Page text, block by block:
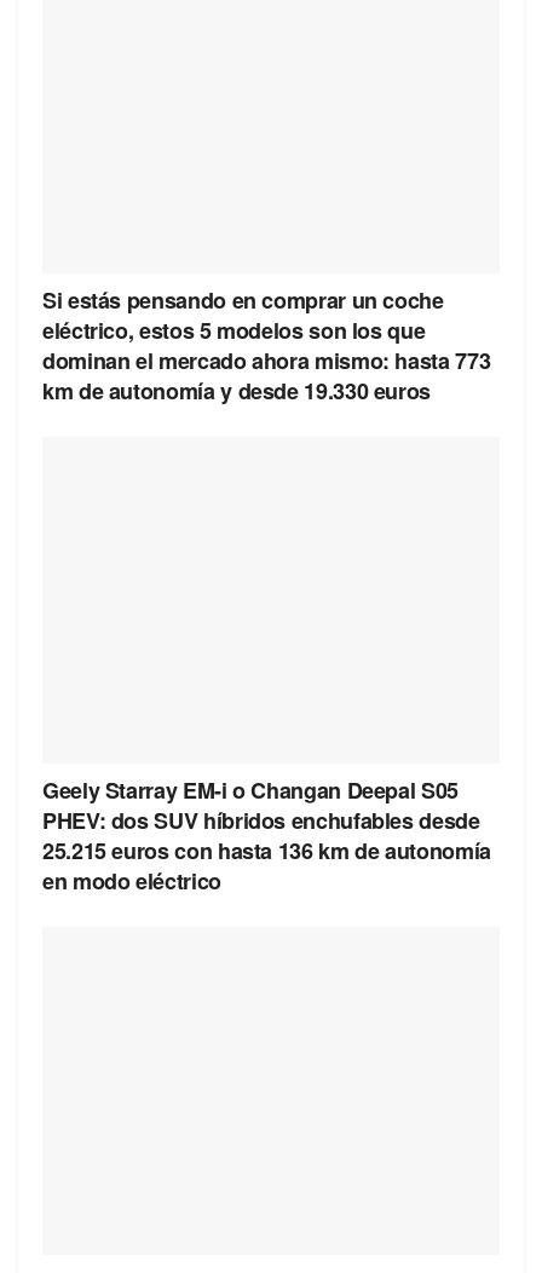
Si estás pensando en comprar un coche
eléctrico, estos 5 modelos son los que
dominan el mercado ahora mismo: hasta 773
km de autonomía y desde 19.330 euros
Geely Starray EM-i o Changan Deepal S05
PHEV: dos SUV híbridos enchufables desde
25.215 euros con hasta 136 km de autonomía
en modo eléctrico